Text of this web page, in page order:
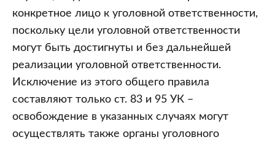
конкретное лицо к уголовной ответственности,
поскольку цели уголовной ответственности
могут быть достигнуты и без дальнейшей
реализации уголовной ответственности.
Исключение из этого общего правила
составляют только ст. 83 и 95 УК –
освобождение в указанных случаях могут
осуществлять также органы уголовного